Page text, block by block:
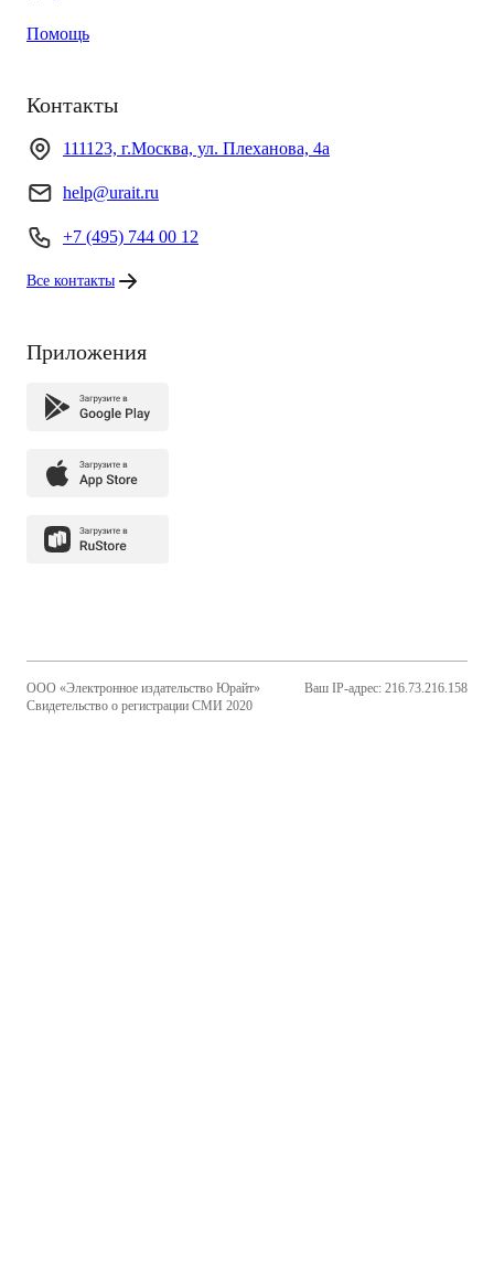
Помощь
Контакты
111123, г.Москва, ул. Плеханова, 4а
help@urait.ru
+7 (495) 744 00 12
Все контакты
Приложения
ООО «Электронное издательство Юрайт»
Свидетельство о регистрации СМИ 2020
Ваш IP-адрес: 216.73.216.158